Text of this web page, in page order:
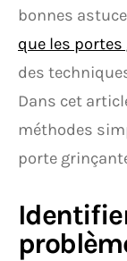
bonnes
que les
des
Dans cet
méthodes
porte